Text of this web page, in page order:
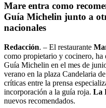
Mare entra como
Guía Michelin junto a
nacionales
Redacción. – El restaurante
como propietario y cocinero, ha
Guía Michelin en el mes de
verano en la plaza Candelaria
críticas entre la prensa
incorporación a la guía roja. La
nuevos recomendados.